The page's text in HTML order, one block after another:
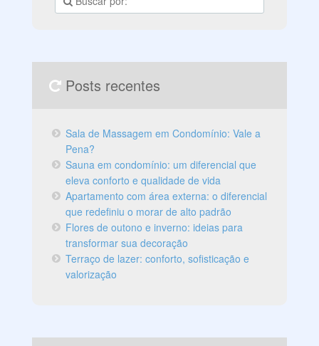
Posts recentes
Sala de Massagem em Condomínio: Vale a
Pena?
Sauna em condomínio: um diferencial que
eleva conforto e qualidade de vida
Apartamento com área externa: o diferencial
que redefiniu o morar de alto padrão
Flores de outono e inverno: ideias para
transformar sua decoração
Terraço de lazer: conforto, sofisticação e
valorização